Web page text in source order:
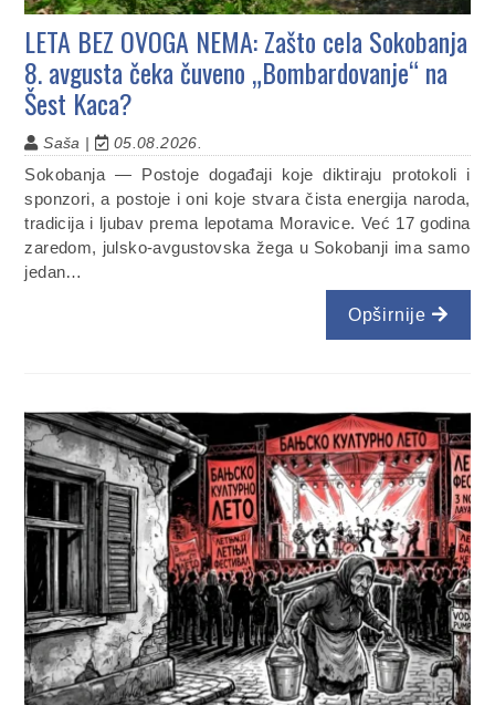
LETA BEZ OVOGA NEMA: Zašto cela Sokobanja
8. avgusta čeka čuveno „Bombardovanje“ na
Šest Kaca?
Saša | 05.08.2026.
Sokobanja — Postoje događaji koje diktiraju protokoli i
sponzori, a postoje i oni koje stvara čista energija naroda,
tradicija i ljubav prema lepotama Moravice. Već 17 godina
zaredom, julsko-avgustovska žega u Sokobanji ima samo
jedan…
Opširnije